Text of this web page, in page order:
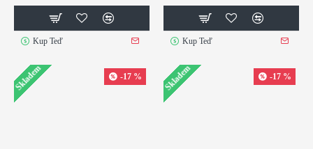
Kup Teď Kup Teď
Skladem -17 % Skladem -17 %